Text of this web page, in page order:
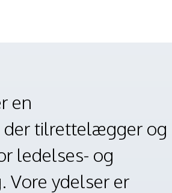
en
der tilrettelægger og
ledelses- og
Vore ydelser er